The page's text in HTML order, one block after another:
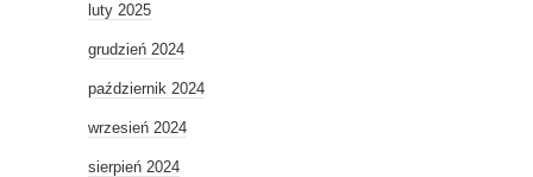
luty 2025
grudzień 2024
październik 2024
wrzesień 2024
sierpień 2024